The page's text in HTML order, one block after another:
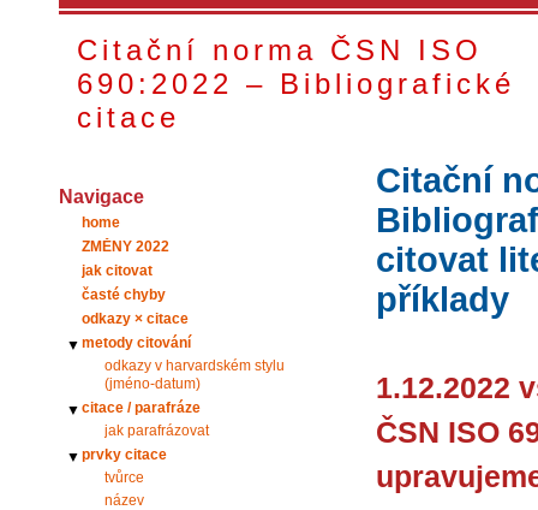
Citační norma ČSN ISO
690:2022 – Bibliografické
citace
Navigace
home
ZMĚNY 2022
jak citovat
časté chyby
odkazy × citace
▼ metody citování
odkazy v harvardském stylu
(jméno‑datum)
▼ citace / parafráze
jak parafrázovat
▼ prvky citace
tvůrce
název
Citační
citovat
příklady
1.12.2022
ČSN ISO